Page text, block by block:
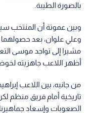
بالصورة الطيبة.
وبين عموتة أن المنتخب
وعلي علوان، بعد حصولهما
مشيرا إلى تواجد موسى
أظهر اللاعب جاهزيته
من جانبه، بين اللاعب
تاريخية أمام فريق منظم
الصعوبات وإسعاد